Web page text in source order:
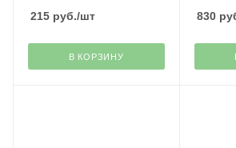
215 руб./шт
В КОРЗИНУ
830